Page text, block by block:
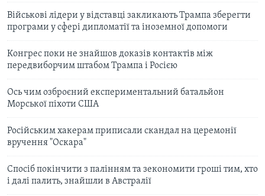
Військові лідери у відставці закликають Трампа зберегти
програми у сфері дипломатії та іноземної допомоги
Конгрес поки не знайшов доказів контактів між
передвиборчим штабом Трампа і Росією
Ось чим озброєний експериментальний батальйон
Морської піхоти США
Російським хакерам приписали скандал на церемонії
вручення "Оскара"
Спосіб покінчити з палінням та зекономити гроші тим, хто
і далі палить, знайшли в Австралії